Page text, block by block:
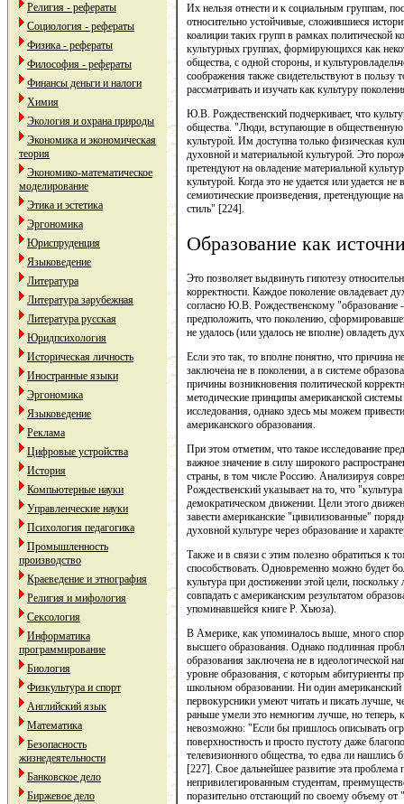
Религия - рефераты
Социология - рефераты
Физика - рефераты
Философия - рефераты
Финансы деньги и налоги
Химия
Экология и охрана природы
Экономика и экономическая
теория
Экономико-математическое
моделирование
Этика и эстетика
Эргономика
Юриспруденция
Языковедение
Литература
Литература зарубежная
Литература русская
Юридпсихология
Историческая личность
Иностранные языки
Эргономика
Языковедение
Реклама
Цифровые устройства
История
Компьютерные науки
Управленческие науки
Психология педагогика
Промышленность
производство
Краеведение и этнография
Религия и мифология
Сексология
Информатика
программирование
Биология
Физкультура и спорт
Английский язык
Математика
Безопасность
жизнедеятельности
Банковское дело
Биржевое дело
Их нельзя отнести и к социальным группам,
относительно устойчивые, сложившиеся
коалиции таких групп в рамках политической
культурных группах, формирующихся как
общества, с одной стороны, и
соображения также свидетельствуют в пользу
рассматривать и изучать как культуру
Ю.В. Рождественский подчеркивает, что
общества. "Люди, вступающие в
культурой. Им доступна только физическая
духовной и материальной культурой. Это
претендуют на овладение материальной
культурой. Когда это не удается или удается
семиотические произведения, претендующие
стиль" [224].
Образование как
Это позволяет выдвинуть гипотезу
корректности. Каждое поколение овладевает
согласно Ю.В. Рождественскому
предположить, что поколению,
не удалось (или удалось не вполне) овладеть
Если это так, то вполне понятно, что причина
заключена не в поколении, а в системе
причины возникновения политической
методические принципы американской
исследования, однако здесь мы можем
американского образования.
При этом отметим, что такое исследование
важное значение в силу широкого
страны, в том числе Россию. Анализируя
Рождественский указывает на то, что
демократическом движении. Цели этого
завести американские "цивилизованные"
духовной культуре через образование и
Также и в связи с этим полезно обратиться к
способствовать. Одновременно можно будет
культура при достижении этой цели,
совпадать с американским результатом
упоминавшейся книге Р. Хьюза).
В Америке, как упоминалось выше, много
высшего образования. Однако подлинная
образования заключена не в идеологической
уровне образования, с которым абитуриенты
школьном образовании. Ни один американский
первокурсники умеют читать и писать лучше,
раньше умели это немногим лучше, но теперь,
невозможно: "Если бы пришлось описывать
поверхностность и просто пустоту даже
телевизионного общества, то едва ли
[227]. Свое дальнейшее развитие эта проблема
непривилегированным студентам,
поразительно отстающий по своему объему от